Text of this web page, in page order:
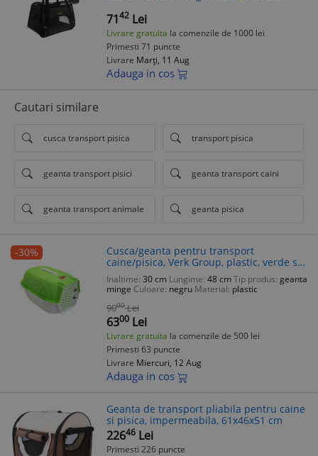
7142 Lei
Livrare gratuita la comenzile de 1000 lei
Primesti 71 puncte
Livrare Marți, 11 Aug
Adauga in cos
Cautari similare
cusca transport pisica transport pisica
geanta transport pisici geanta transport caini
geanta transport animale geanta pisica
-30%
Cusca/geanta pentru transport
caine/pisica, Verk Group, plastic, verde si
alb, 48x32x30 cm
Inaltime: 30 cm Lungime: 48 cmTip produs: geanta
minge Culoare: negru Material: plastic
9000 Lei
6300 Lei
Livrare gratuita la comenzile de 500 lei
Primesti 63 puncte
Livrare Miercuri, 12 Aug
Adauga in cos
Geanta de transport pliabila pentru caine
si pisica, impermeabila, 61x46x51 cm
22646 Lei
Primesti 226 puncte